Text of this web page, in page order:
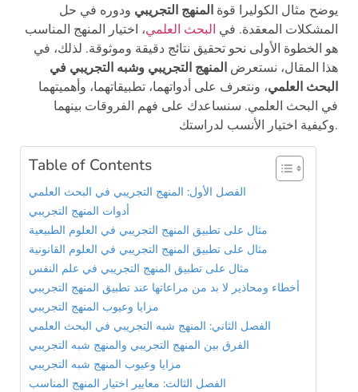
يوضح مثال الكوليرا قوة المنهج التجريبي ودوره في حل
المشكلات المعقدة. في البحث العلمي، اختيار المنهج المناسب
هو الخطوة الأولى نحو تحقيق نتائج دقيقة وموثوقة. لذلك، في
هذا المقال، نستعرض المنهج التجريبي وشبه التجريبي في
البحث العلمي، ونتعرف على أدواتهما، تطبيقاتهما، وأهميتهما
في البحث العلمي. سنساعدك على فهم الفروقات بينهما
وكيفية اختيار الأنسب لدراستك.
Table of Contents
الفصل الأول: المنهج التجريبي في البحث العلمي
أدوات المنهج التجريبي
مثال على تطبيق المنهج التجريبي في العلوم الطبيعية
مثال على تطبيق المنهج التجريبي في العلوم القانونية
مثال على تطبيق المنهج التجريبي في علم النفس
أخطاء ومحاذير لا بد من مراعاتها عند تطبيق المنهج التجريبي
مزايا وعيوب المنهج التجريبي
الفصل الثاني: المنهج شبه التجريبي في البحث العلمي
الفرق بين المنهج التجريبي والمنهج شبه التجريبي
مزايا وعيوب المنهج شبه التجريبي
الفصل الثالث: معايير اختيار المنهج المناسب